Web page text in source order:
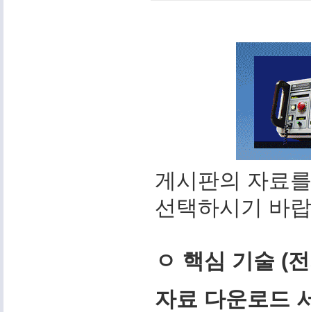
게시판의 자료
선택하시기 바
ㅇ 핵심 기술 (
자료 다운로드